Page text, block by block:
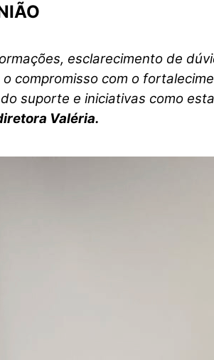
esclarecimento de
compromisso com o
suporte e iniciativas como
Valéria.